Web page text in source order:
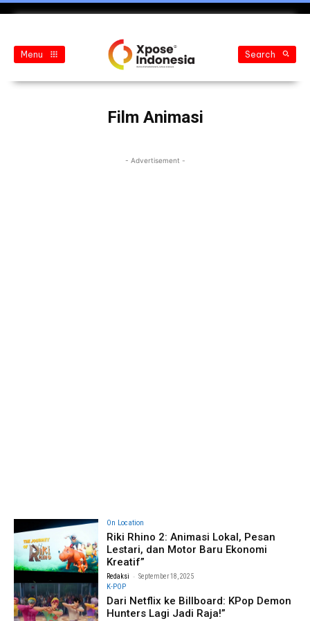
Menu Search
Film Animasi
- Advertisement -
On Location
Riki Rhino 2: Animasi Lokal, Pesan
Lestari, dan Motor Baru Ekonomi
Kreatif”
Redaksi - September 18, 2025
K-POP
Dari Netflix ke Billboard: KPop Demon
Hunters Lagi Jadi Raja!”